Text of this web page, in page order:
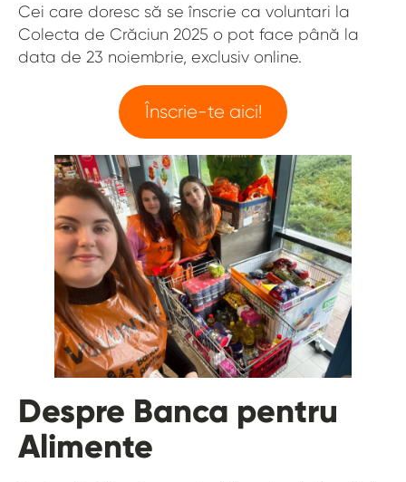
Cei care doresc să se înscrie ca voluntari la
Colecta de Crăciun 2025 o pot face până la
data de 23 noiembrie, exclusiv online.
Înscrie-te aici!
Despre Banca pentru
Alimente